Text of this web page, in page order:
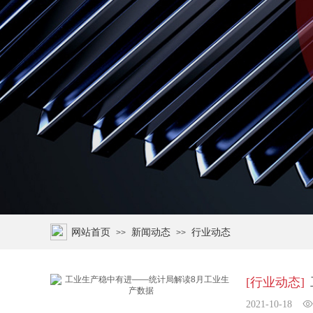
网站首页 >> 新闻动态 >> 行业动态
[行业动态]
2021-10-18